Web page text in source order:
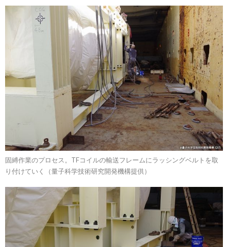
固縛作業のプロセス。TFコイルの輸送フレームにラッシングベルトを取
り付けていく（量子科学技術研究開発機構提供）